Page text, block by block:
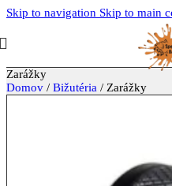
Skip to navigation Skip to main
Zarážky
Domov / Bižutéria / Zarážky